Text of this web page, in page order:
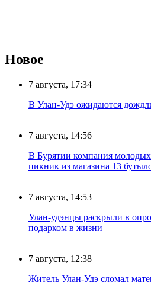
Новое
7 августа, 17:34
В Улан-Удэ ожидаются
7 августа, 14:56
В Бурятии компания
пикник из магазина 13
7 августа, 14:53
Улан-удэнцы раскрыли в
подарком в жизни
7 августа, 12:38
Житель Улан-Удэ сломал